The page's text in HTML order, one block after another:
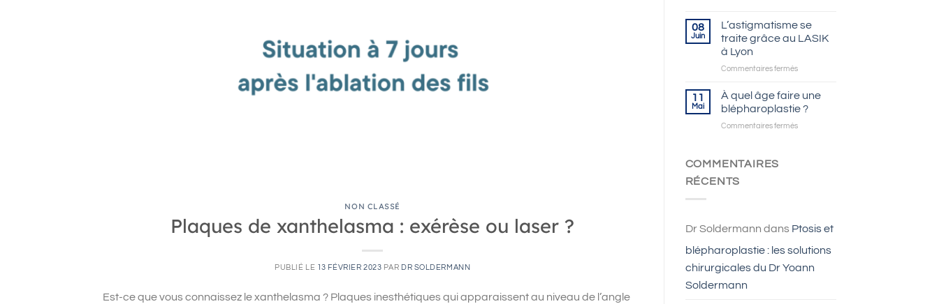
NON CLASSÉ
Plaques de xanthelasma : exérèse ou laser ?
PUBLIÉ LE 13 FÉVRIER 2023 PAR DR SOLDERMANN
Est-ce que vous connaissez le xanthelasma ? Plaques inesthétiques qui apparaissent au niveau de l’angle
08
Juin
L’astigmatisme se
traite grâce au LASIK
à Lyon
Commentaires ferméssur
au
11
Mai
À quel âge faire une
blépharoplastie ?
Commentaires ferméssur
COMMENTAIRES
RÉCENTS
Dr Soldermann dans Ptosis et
blépharoplastie : les solutions
chirurgicales du Dr Yoann
Soldermann